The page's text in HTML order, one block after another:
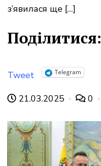
з’явилася ще […]
Поділитися:
Tweet Telegram
21.03.2025 0